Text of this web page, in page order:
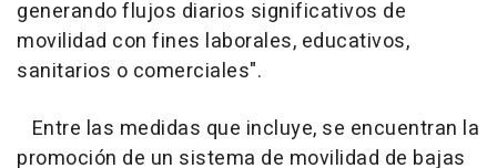
generando flujos diarios significativos de
movilidad con fines laborales, educativos,
sanitarios o comerciales".
Entre las medidas que incluye, se encuentran la
promoción de un sistema de movilidad de bajas